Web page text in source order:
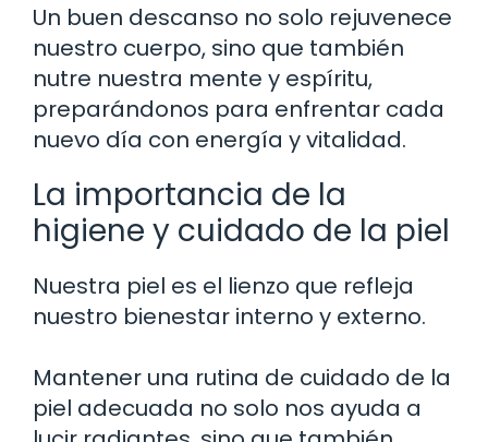
Un buen descanso no solo rejuvenece
nuestro cuerpo, sino que también
nutre nuestra mente y espíritu,
preparándonos para enfrentar cada
nuevo día con energía y vitalidad.
La importancia de la
higiene y cuidado de la piel
Nuestra piel es el lienzo que refleja
nuestro bienestar interno y externo.
Mantener una rutina de cuidado de la
piel adecuada no solo nos ayuda a